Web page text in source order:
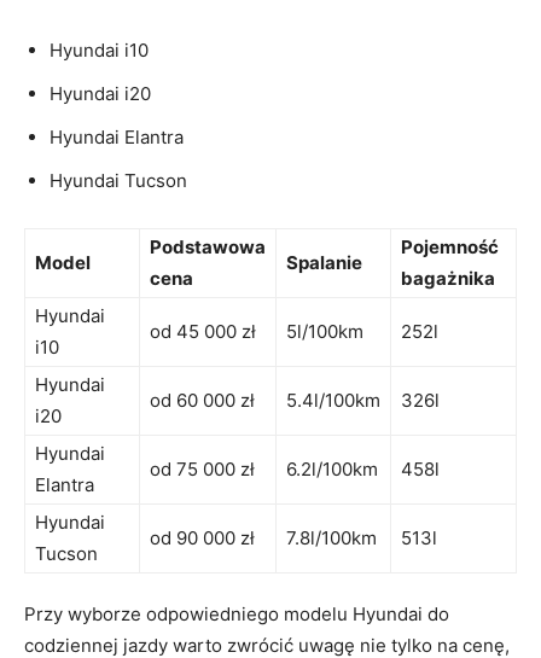
Hyundai i10
Hyundai i20
Hyundai ‍Elantra
Hyundai Tucson
Model
Podstawowa
cena
Spalanie
Pojemność
bagażnika
Hyundai
i10
od 45 000 zł 5l/100km 252l
Hyundai
i20
od 60 000 ⁢zł 5.4l/100km 326l
Hyundai
Elantra
od ⁣75 000 zł 6.2l/100km 458l
Hyundai
Tucson
od 90 000 zł 7.8l/100km 513l
Przy wyborze odpowiedniego modelu Hyundai do
codziennej jazdy warto zwrócić uwagę nie tylko na cenę,